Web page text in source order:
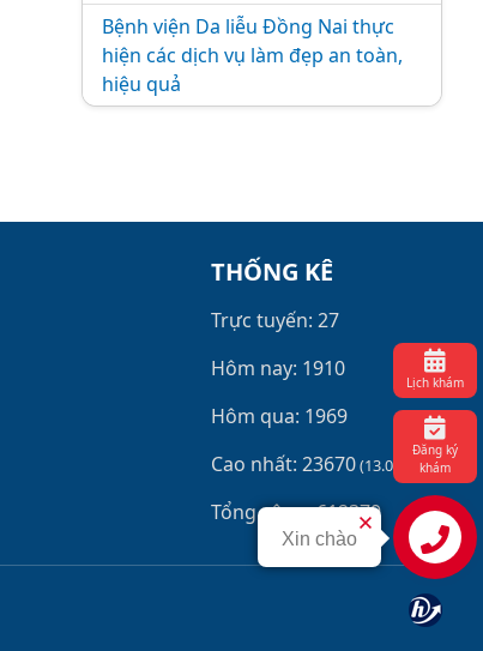
Bệnh viện Da liễu Đồng Nai thực
hiện các dịch vụ làm đẹp an toàn,
hiệu quả
THỐNG KÊ
Trực tuyến: 27
Hôm nay: 1910
Hôm qua: 1969
Cao nhất: 23670(13.06.26)
Tổng cộng: 612379
Xin chào
Lịch khám
Đăng ký
khám